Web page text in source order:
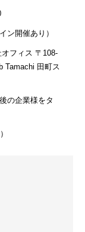
ン開催あり）
フィス 〒108-
Tamachi 田町ス
の企業様をタ